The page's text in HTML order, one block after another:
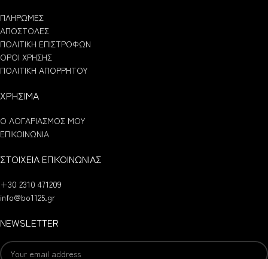
ΠΛΗΡΩΜΕΣ
ΑΠΟΣΤΟΛΕΣ
ΠΟΛΙΤΙΚΗ ΕΠΙΣΤΡΟΦΩΝ
ΟΡΟΙ ΧΡΗΣΗΣ
ΠΟΛΙΤΙΚΗ ΑΠΟΡΡΗΤΟΥ
ΧΡΗΣΙΜΑ
Ο ΛΟΓΑΡΙΑΣΜΟΣ ΜΟΥ
ΕΠΙΚΟΙΝΩΝΙΑ
ΣΤΟΙΧΕΙΑ ΕΠΙΚΟΙΝΩΝΙΑΣ
+30 2310 471209
info@bo1125.gr
NEWSLETTER